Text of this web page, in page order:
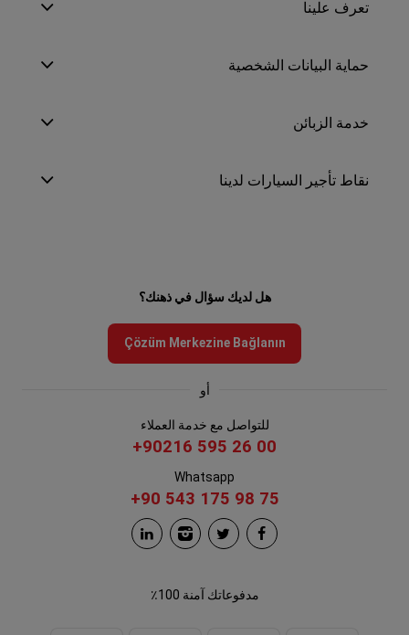
تعرف علينا
حماية البيانات الشخصية
خدمة الزبائن
نقاط تأجير السيارات لدينا
هل لديك سؤال في ذهنك؟
Çözüm Merkezine Bağlanın
أو
للتواصل مع خدمة العملاء
+90216 595 26 00
Whatsapp
+90 543 175 98 75
مدفوعاتك آمنة 100٪